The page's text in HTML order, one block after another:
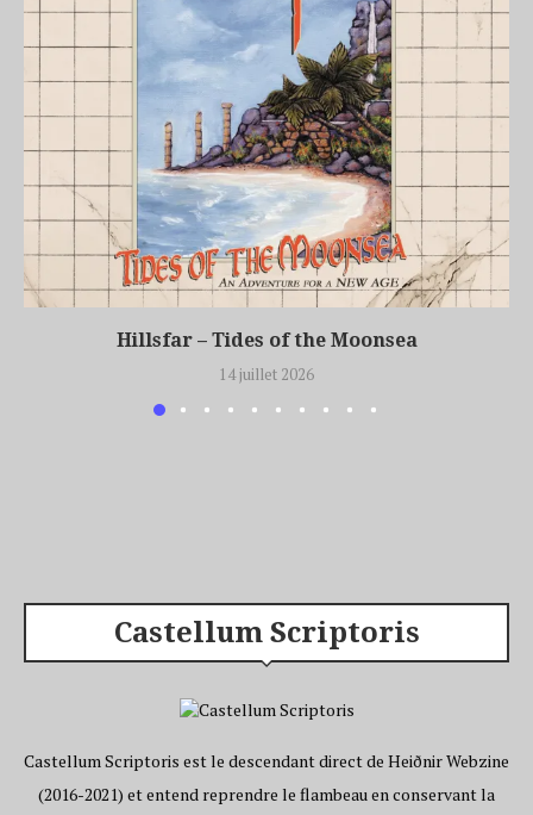
Hillsfar – Tides of the Moonsea
14 juillet 2026
Castellum Scriptoris
Castellum Scriptoris est le descendant direct de Heiðnir Webzine
(2016-2021) et entend reprendre le flambeau en conservant la